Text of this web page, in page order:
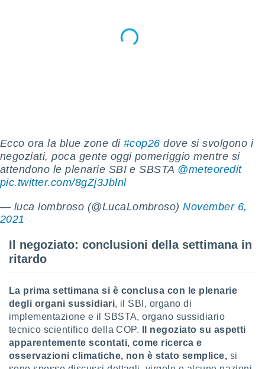
degli
nostri
Ecco ora la blue zone di #cop26 dove si svolgono i
negoziati, poca gente oggi pomeriggio mentre si
attendono le plenarie SBI e SBSTA @meteoredit
pic.twitter.com/8gZj3Jblnl
— luca lombroso (@LucaLombroso)November 6,
2021
Il negoziato: conclusioni della settimana in
ritardo
La prima settimana si è conclusa con le plenarie
degli organi sussidiari, il SBI, organo di
implementazione e il SBSTA, organo sussidiario
tecnico scientifico della COP.
Il negoziato su aspetti
apparentemente scontati, come ricerca e
osservazioni climatiche, non è stato semplice, si